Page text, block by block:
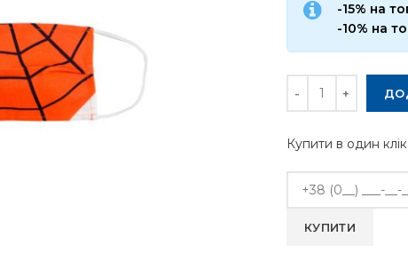
-15% на
-10% на
Купити в один клік